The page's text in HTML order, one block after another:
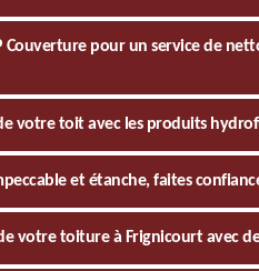
Couverture pour un service de
votre toit avec les produits
et étanche, faites
votre toiture à Frignicourt avec